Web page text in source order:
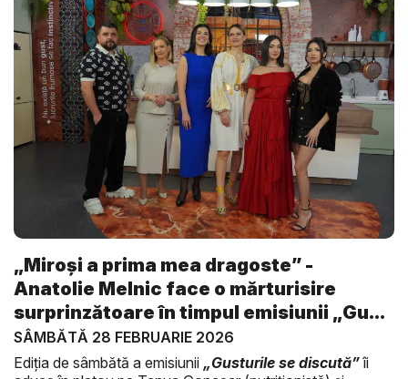
„Miroși a prima mea dragoste” -
Anatolie Melnic face o mărturisire
surprinzătoare în timpul emisiunii „Gu...
SÂMBĂTĂ 28 FEBRUARIE 2026
Ediția de sâmbătă a emisiunii „Gusturile se discută”îi